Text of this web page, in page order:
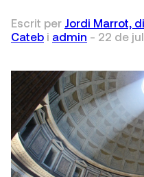
Escrit per Jordi Marrot,
Cateb i admin - 22 de